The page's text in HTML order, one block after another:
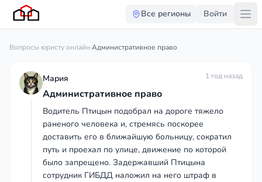
Все регионы Войти
Вопросы юристу онлайн·Административное право
Мария 1 год назад
Административное право
Водитель Птицын подобрал на дороге тяжело
раненого человека и, стремясь поскорее
доставить его в ближайшую больницу, сократил
путь и проехал по улице, движение по которой
было запрещено. Задержавший Птицына
сотрудник ГИБДД наложил на него штраф в